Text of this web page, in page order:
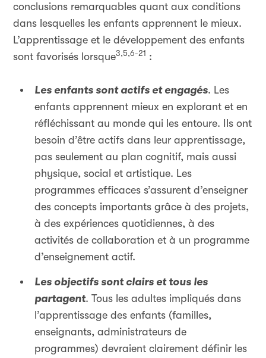
conclusions remarquables quant aux conditions
dans lesquelles les enfants apprennent le mieux.
L’apprentissage et le développement des enfants
sont favorisés lorsque3,5,6-21 :
Les enfants sont actifs et engagés. Les
enfants apprennent mieux en explorant et en
réfléchissant au monde qui les entoure. Ils ont
besoin d’être actifs dans leur apprentissage,
pas seulement au plan cognitif, mais aussi
physique, social et artistique. Les
programmes efficaces s’assurent d’enseigner
des concepts importants grâce à des projets,
à des expériences quotidiennes, à des
activités de collaboration et à un programme
d’enseignement actif.
Les objectifs sont clairs et tous les
partagent. Tous les adultes impliqués dans
l’apprentissage des enfants (familles,
enseignants, administrateurs de
programmes) devraient clairement définir les